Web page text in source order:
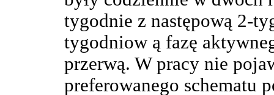
tygodnie z następową 2-
tygodniow ą fazę
przerwą. W pracy nie
preferowanego schematu